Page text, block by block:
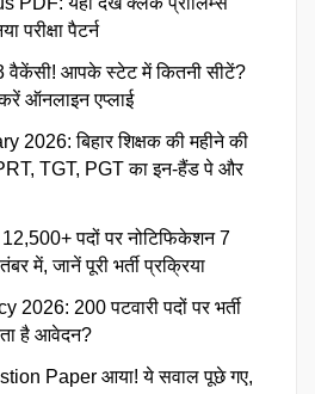
पैटर्न
वैकेंसी! आपके स्टेट में कितनी सीटें?
ऑनलाइन एप्लाई
2026: बिहार शिक्षक की महीने की
TGT, PGT का इन-हैंड पे और
12,500+ पदों पर नोटिफिकेशन 7
में, जानें पूरी भर्ती प्रक्रिया
200 पटवारी पदों पर भर्ती
है आवेदन?
Paper आया! ये सवाल पूछे गए,